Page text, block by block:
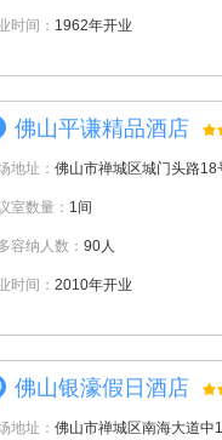
时间： 1962年开业
佛山平谦精品酒店
地址： 佛山市禅城区城门头路18
室数量： 1间
容纳人数： 90人
时间： 2010年开业
佛山银濠假日酒店
地址： 佛山市禅城区南海大道中